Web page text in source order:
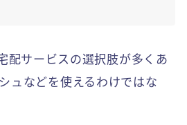
配サービスの選択肢が多くあ
ュなどを使えるわけではな